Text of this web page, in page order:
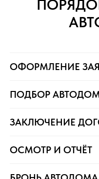
ОФОРМЛЕНИЕ
ПОДБОР
ЗАКЛЮЧЕНИЕ
ОСМОТР И ОТЧЁТ